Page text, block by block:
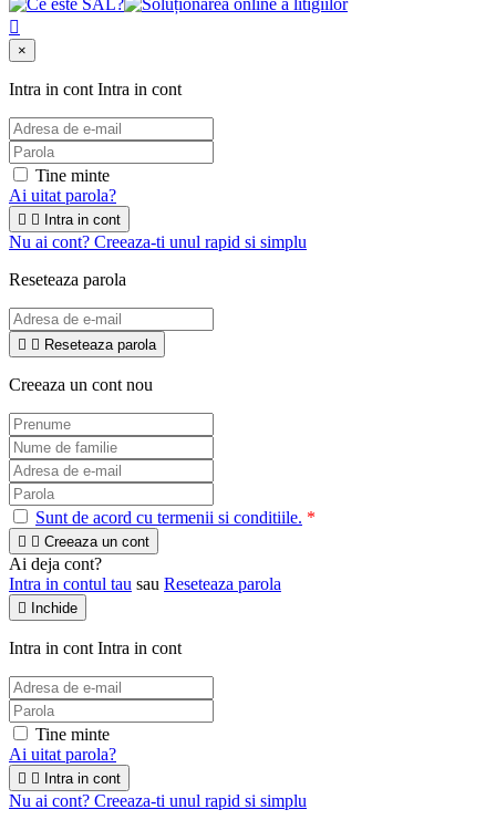

×
Intra in cont Intra in cont
Tine minte
Ai uitat parola?
  Intra in cont
Nu ai cont? Creeaza-ti unul rapid si simplu
Reseteaza parola
  Reseteaza parola
Creeaza un cont nou
Sunt de acord cu termenii si conditiile. *
  Creeaza un cont
Ai deja cont?
Intra in contul tau sau Reseteaza parola
 Inchide
Intra in cont Intra in cont
Tine minte
Ai uitat parola?
  Intra in cont
Nu ai cont? Creeaza-ti unul rapid si simplu